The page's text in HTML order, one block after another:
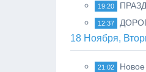
19:20
12:37
18 Ноября,
21:02 Новое